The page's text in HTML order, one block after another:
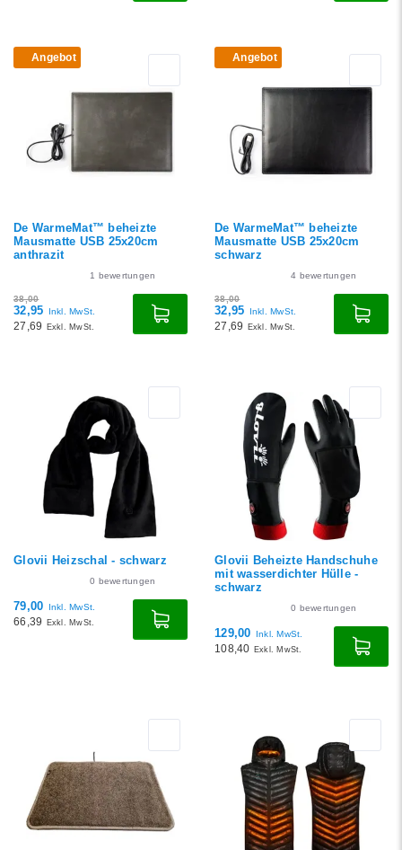
Angebot
De WarmeMat™ beheizte
Mausmatte USB 25x20cm
anthrazit
1 bewertungen
38,00
32,95 Inkl. MwSt.
27,69 Exkl. MwSt.
Angebot
De WarmeMat™ beheizte
Mausmatte USB 25x20cm
schwarz
4 bewertungen
38,00
32,95 Inkl. MwSt.
27,69 Exkl. MwSt.
Glovii Heizschal - schwarz
0 bewertungen
79,00 Inkl. MwSt.
66,39 Exkl. MwSt.
Glovii Beheizte Handschuhe
mit wasserdichter Hülle -
schwarz
0 bewertungen
129,00 Inkl. MwSt.
108,40 Exkl. MwSt.